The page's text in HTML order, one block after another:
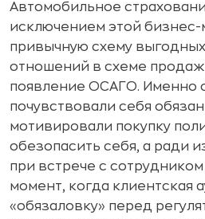
Автомобильное
исключением этой
привычную схему
отношений в схеме
появление ОСАГО. Именно
почувствовали себя
мотивировали покупку
обезопасить себя, а ради
при встрече с
момент, когда клиентская
«обязаловку» перед